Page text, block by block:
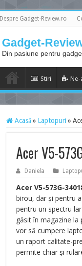
Despre Gadget-Review.ro
Gadget-
Din pasiune pentru
Stiri Ne-
Acasă » Laptopuri »
Acer V5-
Daniela
Acer V5-573G-
birou, dar și pentru
pentru un spectru
găsit în magazine
vor să cumpere
un raport calitate-
permite chiar și